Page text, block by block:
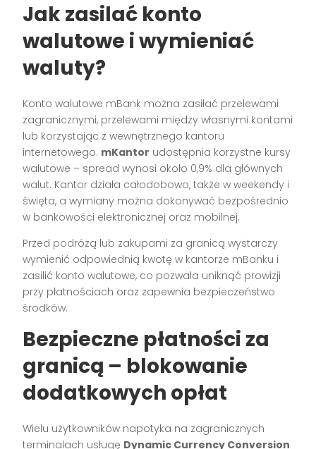
Jak zasilać konto
walutowe i wymieniać
waluty?
Konto walutowe mBank można zasilać przelewami
zagranicznymi, przelewami między własnymi kontami
lub korzystając z wewnętrznego kantoru
internetowego. mKantor udostępnia korzystne kursy
walutowe – spread wynosi około 0,9% dla głównych
walut. Kantor działa całodobowo, także w weekendy i
święta, a wymiany można dokonywać bezpośrednio
w bankowości elektronicznej oraz mobilnej.
Przed podróżą lub zakupami za granicą wystarczy
wymienić odpowiednią kwotę w kantorze mBanku i
zasilić konto walutowe, co pozwala uniknąć prowizji
przy płatnościach oraz zapewnia bezpieczeństwo
środków.
Bezpieczne płatności za
granicą – blokowanie
dodatkowych opłat
Wielu użytkowników napotyka na zagranicznych
terminalach usługę Dynamic Currency Conversion